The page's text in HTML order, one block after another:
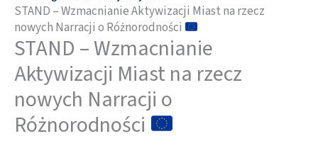
STAND – Wzmacnianie Aktywizacji Miast na rzecz
nowych Narracji o Różnorodności
STAND – Wzmacnianie
Aktywizacji Miast na rzecz
nowych Narracji o
Różnorodności